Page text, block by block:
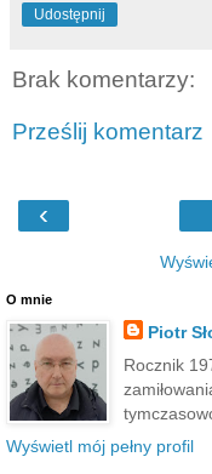
Udostępnij
Brak komentarzy:
Prześlij komentarz
‹
O mnie
Piotr
Rocznik
Wyświetl mój pełny profil